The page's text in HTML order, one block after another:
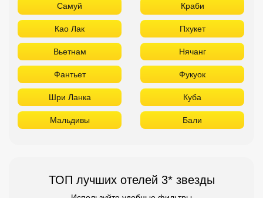
Самуй Краби
Као Лак Пхукет
Вьетнам Нячанг
Фантьет Фукуок
Шри Ланка Куба
Мальдивы Бали
ТОП лучших отелей 3* звезды